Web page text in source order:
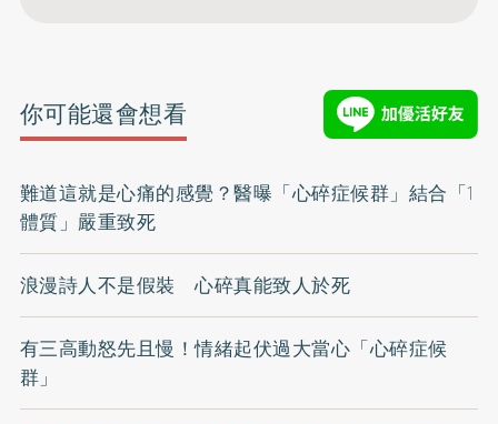
你可能還會想看
難道這就是心痛的感覺？醫曝「心碎症候群」結合「1
體質」嚴重致死
浪漫詩人不是假裝 心碎真能致人於死
有三高動怒先且慢！情緒起伏過大當心「心碎症候
群」